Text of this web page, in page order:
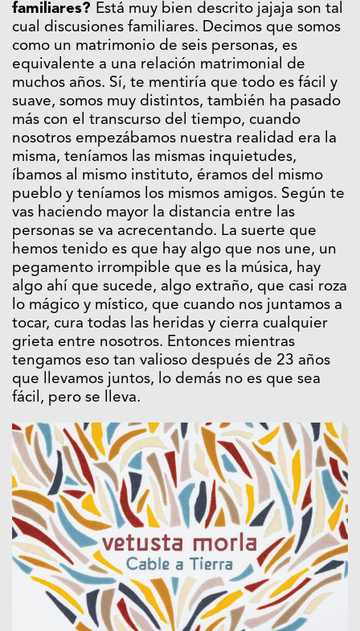
familiares? Está muy bien descrito jajaja son tal
cual discusiones familiares. Decimos que somos
como un matrimonio de seis personas, es
equivalente a una relación matrimonial de
muchos años. Sí, te mentiría que todo es fácil y
suave, somos muy distintos, también ha pasado
más con el transcurso del tiempo, cuando
nosotros empezábamos nuestra realidad era la
misma, teníamos las mismas inquietudes,
íbamos al mismo instituto, éramos del mismo
pueblo y teníamos los mismos amigos. Según te
vas haciendo mayor la distancia entre las
personas se va acrecentando. La suerte que
hemos tenido es que hay algo que nos une, un
pegamento irrompible que es la música, hay
algo ahí que sucede, algo extraño, que casi roza
lo mágico y místico, que cuando nos juntamos a
tocar, cura todas las heridas y cierra cualquier
grieta entre nosotros. Entonces mientras
tengamos eso tan valioso después de 23 años
que llevamos juntos, lo demás no es que sea
fácil, pero se lleva.